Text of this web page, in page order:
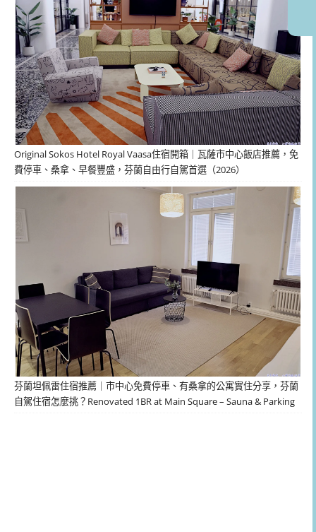
Original Sokos Hotel Royal Vaasa住宿開箱｜瓦薩市中心飯店推薦，免
費停車、桑拿、早餐豐盛，芬蘭自由行自駕首選（2026）
芬蘭坦佩雷住宿推薦｜市中心免費停車、有桑拿的公寓實住分享，芬蘭
自駕住宿怎麼挑？Renovated 1BR at Main Square – Sauna & Parking